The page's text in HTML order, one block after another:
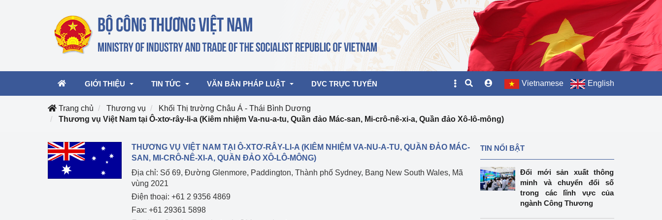
GIỚI THIỆU
Chức năng nhiệm vụ
Cơ cấu tổ chức
TIN TỨC
nước
Hoạt động của Lãnh đạo Bộ
Giải thưởng Công nghiệp, Thương
mại, Dịch vụ Việt Nam 2026
Công Thương 57
Hoạt động của Bộ trưởng
VĂN BẢN PHÁP LUẬT
Văn bản điều hành
Văn bản hợp nhất
DVC TRỰC TUYẾN Vietnamese English
Trang chủ Thương vụ
Khối Thị trường Châu Á - Thái Bình Dương
Thương vụ Việt Nam tại Ô-xtơ-rây-li-a (Kiêm nhiệm Va-nu-a-tu, Quần đảo Mác-san, Mi-crô-nê-xi-a, Quần đảo Xô-lô-mông)
THƯƠNG VỤ VIỆT NAM TẠI Ô-XTƠ-RÂY-LI-A (KIÊM NHIỆM VA-NU-A-TU, QUẦN ĐẢO MÁC-
SAN, MI-CRÔ-NÊ-XI-A, QUẦN ĐẢO XÔ-LÔ-MÔNG)
Địa chỉ: Số 69, Đường Glenmore, Paddington, Thành phố Sydney, Bang New South Wales, Mã
vùng 2021
Điện thoại: +61 2 9356 4869
Fax: +61 29361 5898
TIN NỔI BẬT
Đổi mới sản xuất thông
minh và chuyển đổi số
trong các lĩnh vực của
ngành Công Thương